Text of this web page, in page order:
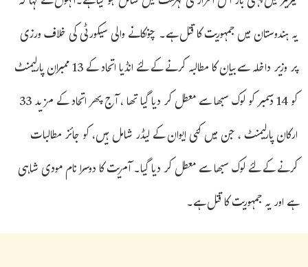
یہ ہندوستان میں جمہوریت کا قتل ہے۔ چونکانے والی سیکورٹی کی خلاف ورزی
پر وزیر داخلہ سےبیان کا مطالبہ کرنے کے لئے انڈیا اتحاد کے 13 ممبران پارلیمنٹ
کو 14 دسمبر کو لوک سبھا سے معطل کر دیا گیا تھا ، آج پھر اتحاد کے مزید 33
ارکان پارلیمنٹ ، جن میں کئی ایوان کے لیڈر شامل ہیں، کو جائز مطالبات
کرنے کے لئے لوک سبھا سے معطل کر دیا گیا۔ آمریت کا دوسرا نام مودی شاہی
ہے اور یہ جمہوریت کا قتل ہے۔